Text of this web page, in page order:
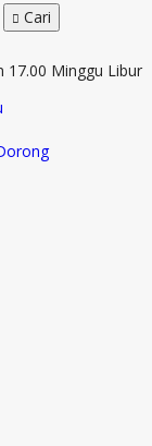
Cari
17.00 Minggu Libur